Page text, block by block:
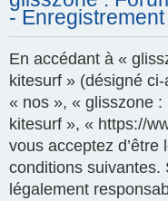
- Enregistrement
En accédant à «
kitesurf » (désigné
« nos », « glisszone
kitesurf », « https://
vous acceptez
conditions suivantes.
légalement